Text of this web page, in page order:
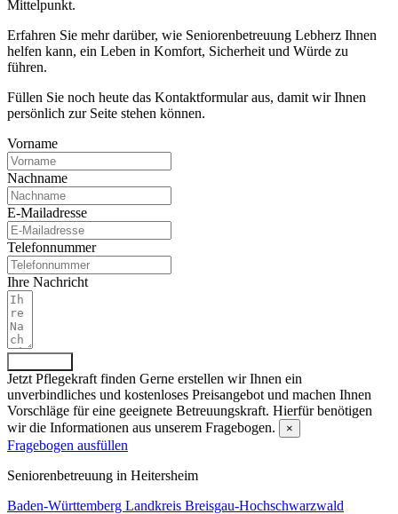
Mittelpunkt.
Erfahren Sie mehr darüber, wie Seniorenbetreuung Lebherz Ihnen
helfen kann, ein Leben in Komfort, Sicherheit und Würde zu
führen.
Füllen Sie noch heute das Kontaktformular aus, damit wir Ihnen
persönlich zur Seite stehen können.
Vorname
Nachname
E-Mailadresse
Telefonnummer
Ihre Nachricht
Jetzt Pflegekraft finden Gerne erstellen wir Ihnen ein
unverbindliches und kostenloses Preisangebot und machen Ihnen
Vorschläge für eine geeignete Betreuungskraft. Hierfür benötigen
wir die Informationen aus unserem Fragebogen.
×
Fragebogen ausfüllen
Senioren­betreuung in Heitersheim
Baden-Württemberg Landkreis Breisgau-Hochschwarzwald